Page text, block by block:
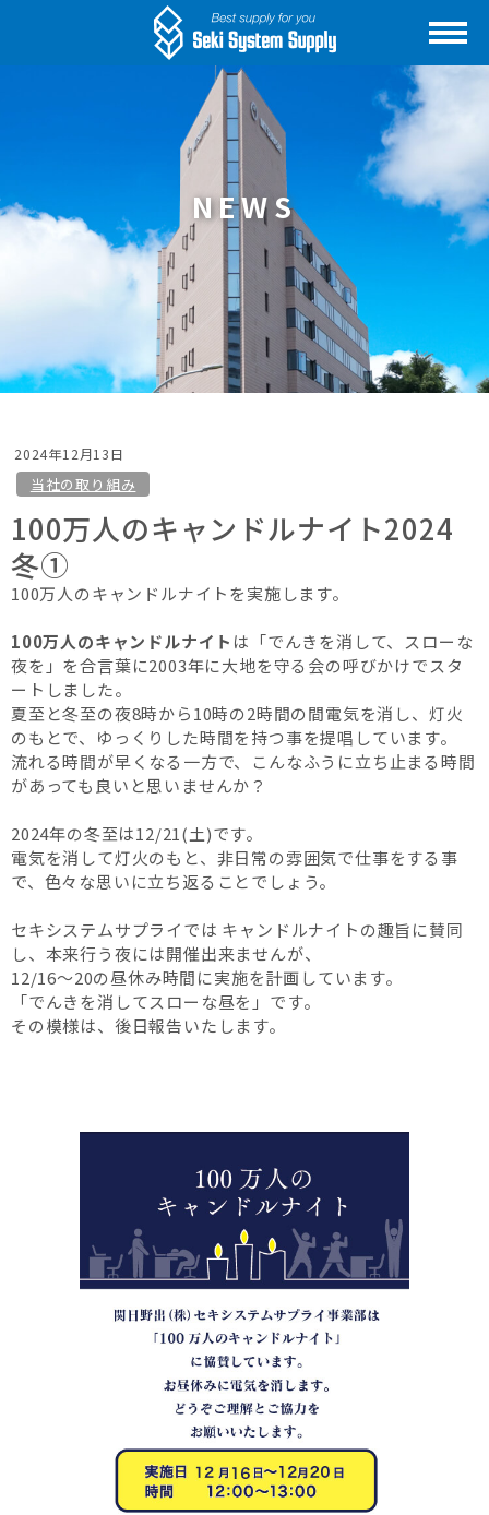
NEWS
2024年12月13日
当社の取り組み
100万人のキャンドルナイト2024
冬①
100万人のキャンドルナイトを実施します。
100万人のキャンドルナイト は「でんきを消して、スローな
夜を」を合言葉に2003年に大地を守る会の呼びかけでスタ
ートしました。
夏至と冬至の夜8時から10時の2時間の間電気を消し、灯火
のもとで、ゆっくりした時間を持つ事を提唱しています。
流れる時間が早くなる一方で、こんなふうに立ち止まる時間
があっても良いと思いませんか？
2024年の冬至は12/21(土)です。
電気を消して灯火のもと、非日常の雰囲気で仕事をする事
で、色々な思いに立ち返ることでしょう。
セキシステムサプライでは キャンドルナイトの趣旨に賛同
し、本来行う夜には開催出来ませんが、
12/16〜20の昼休み時間に実施を計画しています。
「でんきを消してスローな昼を」です。
その模様は、後日報告いたします。